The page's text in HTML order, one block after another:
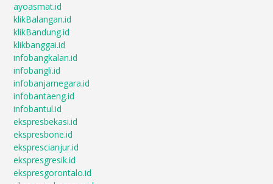
ayoasmat.id
klikBalangan.id
klikBandung.id
klikbanggai.id
infobangkalan.id
infobangli.id
infobanjarnegara.id
infobantaeng.id
infobantul.id
ekspresbekasi.id
ekspresbone.id
eksprescianjur.id
ekspresgresik.id
ekspresgorontalo.id